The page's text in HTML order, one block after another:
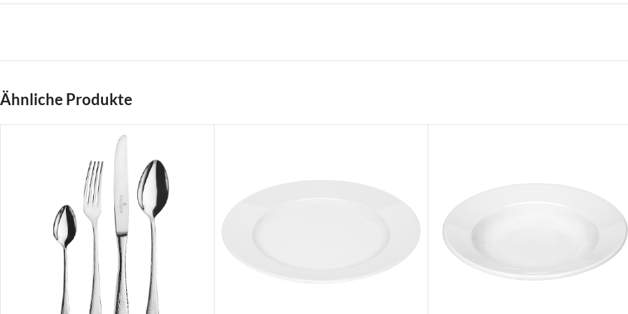
Ähnliche Produkte